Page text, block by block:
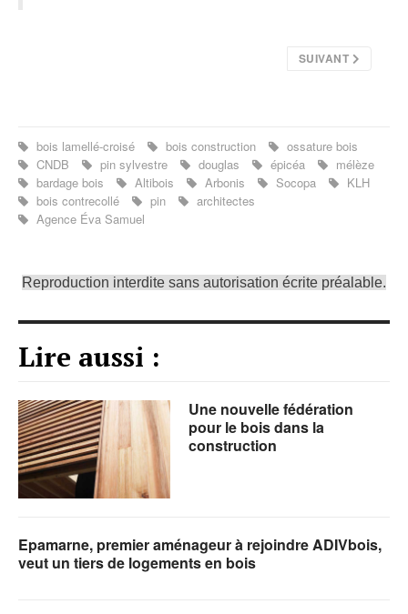
SUIVANT
bois lamellé-croisé bois construction
ossature bois
CNDB
pin sylvestre douglas épicéa
mélèze
bardage bois
Altibois Arbonis Socopa
KLH
bois contrecollé
pin
architectes
Agence Éva Samuel
Reproduction interdite sans autorisation écrite préalable.
Lire aussi :
Une nouvelle fédération
pour le bois dans la
construction
Epamarne, premier aménageur à rejoindre ADIVbois,
veut un tiers de logements en bois